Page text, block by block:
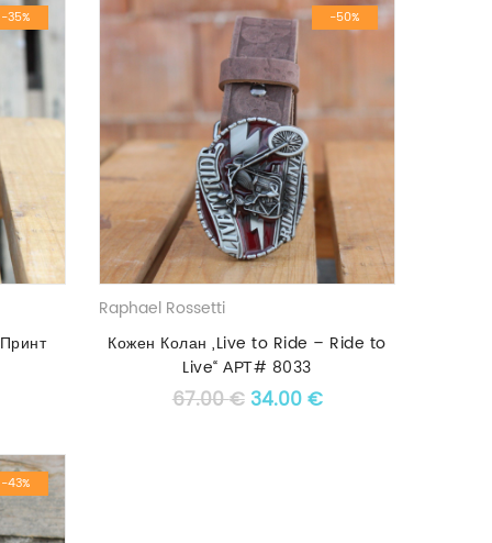
-35%
was: 64.00 €.
цена е: 42.00 €.
-50%
Raphael Rossetti
Кожен Колан „Live to Ride – Ride to
Live“ АРТ# 8033
67.00€ Original price was: 67.00
34.00€Текущата цена е:
-43%